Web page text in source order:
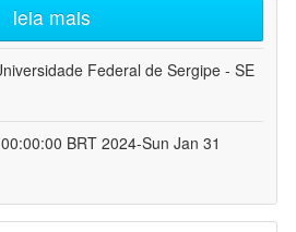
leia mais
Federal de Sergipe - SE
BRT 2024-Sun Jan 31